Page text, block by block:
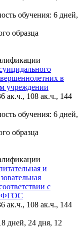
обучения: 6 дней,
образца
в
учреждении
ак.ч., 108 ак.ч., 144
обучения: 6 дней,
образца
и
с
ФГОС
ак.ч., 108 ак.ч., 144
дней, 24 дня, 12